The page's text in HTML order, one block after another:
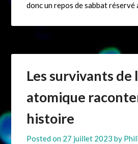
donc un repos de sabbat réservé
Les survivants de
atomique
histoire
Posted on 27 juillet 2023 by